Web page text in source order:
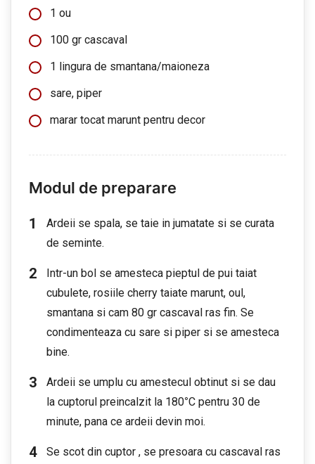
1 ou
100 gr cascaval
1 lingura de smantana/maioneza
sare, piper
marar tocat marunt pentru decor
Modul de preparare
Ardeii se spala, se taie in jumatate si se curata
de seminte.
Intr-un bol se amesteca pieptul de pui taiat
cubulete, rosiile cherry taiate marunt, oul,
smantana si cam 80 gr cascaval ras fin. Se
condimenteaza cu sare si piper si se amesteca
bine.
Ardeii se umplu cu amestecul obtinut si se dau
la cuptorul preincalzit la 180°C pentru 30 de
minute, pana ce ardeii devin moi.
Se scot din cuptor , se presoara cu cascaval ras